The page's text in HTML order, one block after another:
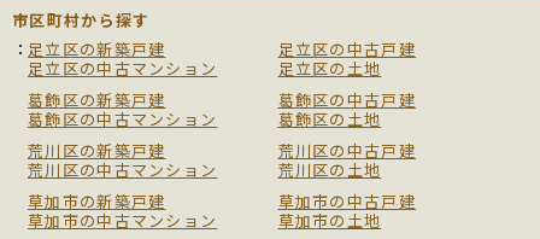
市区町村から探す
足立区の新築戸建
足立区の中古戸建
足立区の中古マンション
足立区の土地
葛飾区の新築戸建
葛飾区の中古戸建
葛飾区の中古マンション
葛飾区の土地
荒川区の新築戸建
荒川区の中古戸建
荒川区の中古マンション
荒川区の土地
草加市の新築戸建
草加市の中古戸建
草加市の中古マンション
草加市の土地